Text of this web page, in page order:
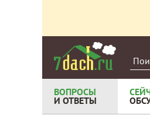
ВОПРОСЫ
И ОТВЕТЫ